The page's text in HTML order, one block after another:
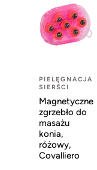
PIELĘGNACJA
SIERŚCI
Magnetyczne
zgrzebło do
masażu
konia,
różowy,
Covalliero